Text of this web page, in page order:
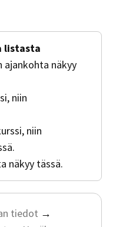
listasta
ajankohta näkyy
niin
niin
näkyy tässä.
tiedot →